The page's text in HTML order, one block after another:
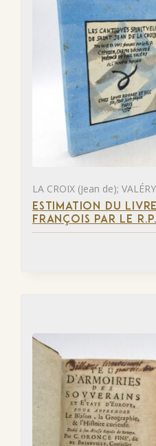
LA CROIX (Jean de);
ESTIMATION DU
FRANÇOIS PAR LE